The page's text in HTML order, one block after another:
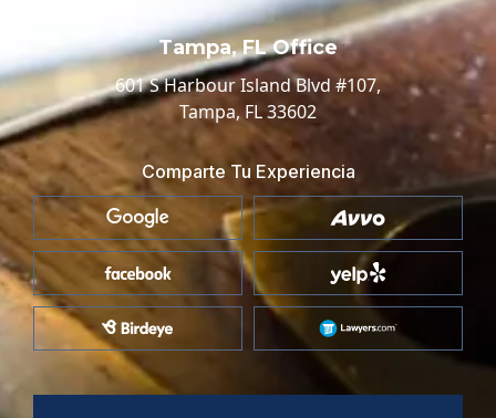
Tampa, FL Office
601 S Harbour Island Blvd #107,
Tampa, FL 33602
Comparte Tu Experiencia